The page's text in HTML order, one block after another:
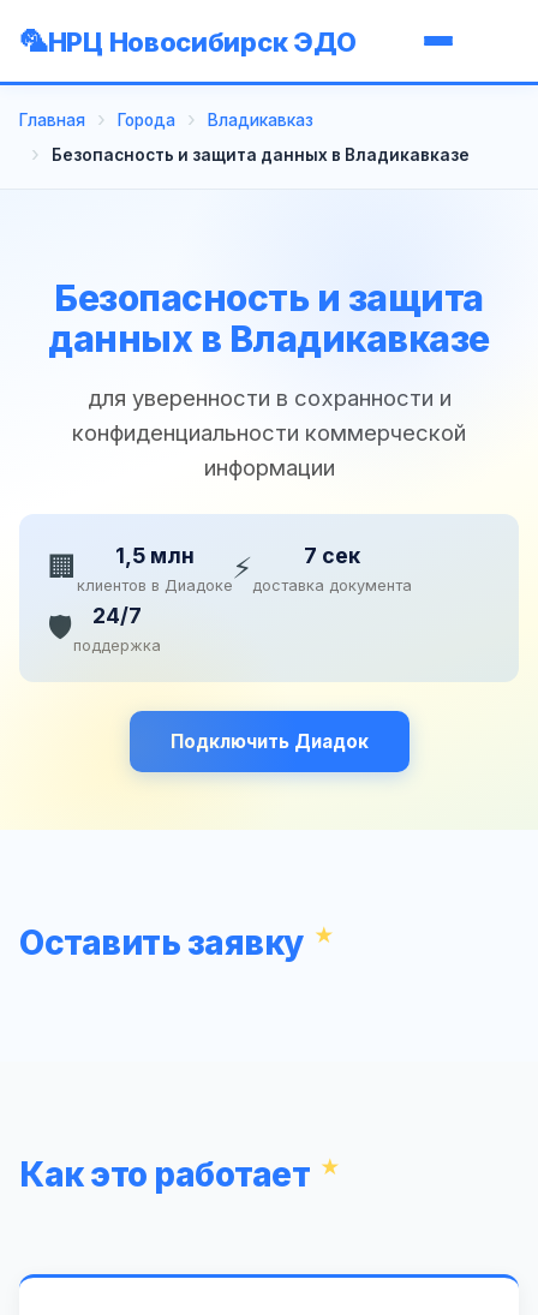
НРЦ Новосибирск ЭДО
Главная Города
Владикавказ
Безопасность и защита данных в Владикавказе
Безопасность и защита
данных в Владикавказе
для уверенности в сохранности и
конфиденциальности коммерческой
информации
🏢 1,5 млн
клиентов в Диадоке⚡ 7 сек
доставка документа
🛡️ 24/7
поддержка
Подключить Диадок
Оставить заявку
Как это работает